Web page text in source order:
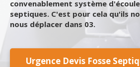
convenablement système
septiques. C'est pour cela qu'ils
nous déplacer dans 03.
Urgence Devis Fosse